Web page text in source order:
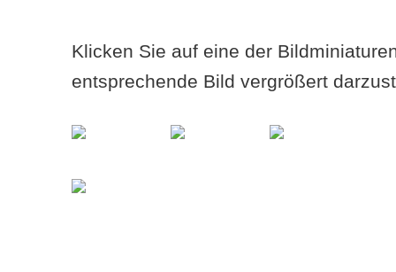
Klicken Sie auf eine der
entsprechende Bild vergrößert